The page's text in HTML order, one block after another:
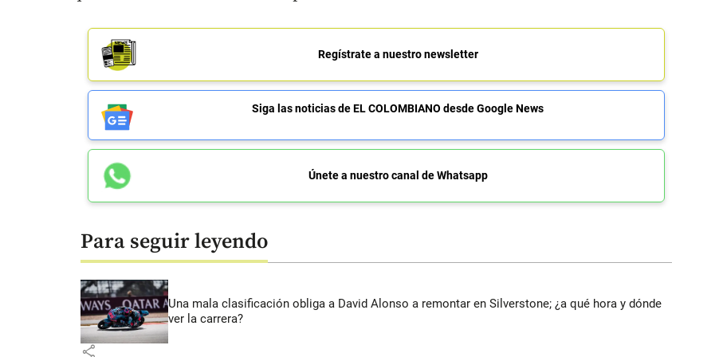
Regístrate a nuestro newsletter
Siga las noticias de EL COLOMBIANO desde Google News
Únete a nuestro canal de Whatsapp
Para seguir leyendo
Una mala clasificación obliga a David Alonso a remontar en Silverstone; ¿a qué hora y dónde
ver la carrera?
share